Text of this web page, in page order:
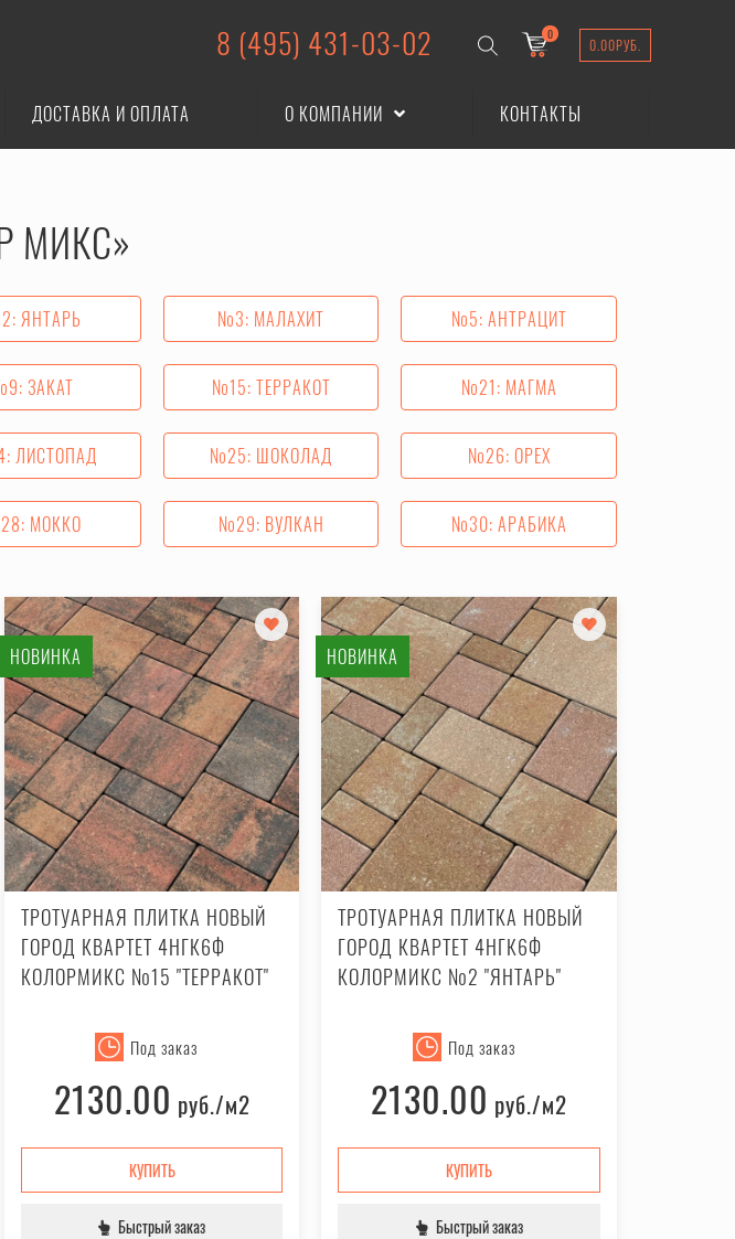
8 (495) 431-03-02 0
0.00РУБ.
ДОСТАВКА И ОПЛАТА О КОМПАНИИ КОНТАКТЫ
МИКС»
ЯНТАРЬ №3: МАЛАХИТ №5: АНТРАЦИТ
ЗАКАТ №15: ТЕРРАКОТ №21: МАГМА
ЛИСТОПАД №25: ШОКОЛАД №26: ОРЕХ
МОККО №29: ВУЛКАН №30: АРАБИКА
НОВИНКА
ТРОТУАРНАЯ ПЛИТКА НОВЫЙ
ГОРОД КВАРТЕТ 4НГК6Ф
КОЛОРМИКС №15 "ТЕРРАКОТ"
Под заказ
2130.00 руб./м2
КУПИТЬ
Быстрый заказ
НОВИНКА
ТРОТУАРНАЯ ПЛИТКА НОВЫЙ
ГОРОД КВАРТЕТ 4НГК6Ф
КОЛОРМИКС №2 "ЯНТАРЬ"
Под заказ
2130.00 руб./м2
КУПИТЬ
Быстрый заказ